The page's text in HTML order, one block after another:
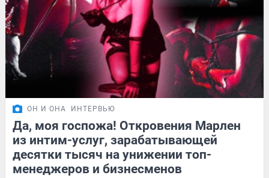
ОН И ОНА ИНТЕРВЬЮ
Да, моя госпожа! Откровения Марлен
из интим-услуг, зарабатывающей
десятки тысяч на унижении топ-
менеджеров и бизнесменов